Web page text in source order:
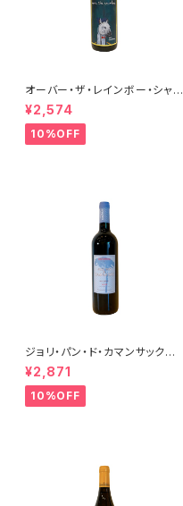
オーバー・ザ・レインボー・シャル
ドネ(午) 2025
¥2,574
10%OFF
ジョリ・パン・ド・カマンサック 2
018
¥2,871
10%OFF